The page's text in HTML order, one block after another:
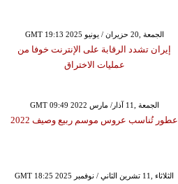
GMT 19:13 2025 الجمعة ,20 حزيران / يونيو
إيران تشدد الرقابة على الإنترنت خوفا من
عمليات الاختراق
GMT 09:49 2022 الجمعة ,11 آذار/ مارس
عطور تُناسب عروس موسم ربيع وصيف 2022
GMT 18:25 2025 الثلاثاء ,11 تشرين الثاني / نوفمبر